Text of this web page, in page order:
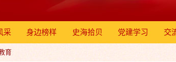
采 身边榜样 史海拾贝 党建学习 交
育